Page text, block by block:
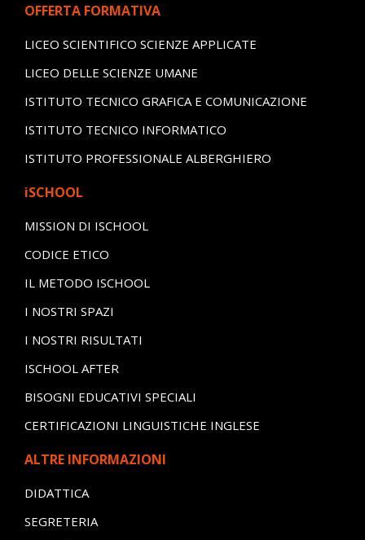
OFFERTA FORMATIVA
LICEO SCIENTIFICO SCIENZE APPLICATE
LICEO DELLE SCIENZE UMANE
ISTITUTO TECNICO GRAFICA E COMUNICAZIONE
ISTITUTO TECNICO INFORMATICO
ISTITUTO PROFESSIONALE ALBERGHIERO
iSCHOOL
MISSION DI ISCHOOL
CODICE ETICO
IL METODO ISCHOOL
I NOSTRI SPAZI
I NOSTRI RISULTATI
ISCHOOL AFTER
BISOGNI EDUCATIVI SPECIALI
CERTIFICAZIONI LINGUISTICHE INGLESE
ALTRE INFORMAZIONI
DIDATTICA
SEGRETERIA